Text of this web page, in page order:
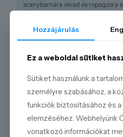
aranybarnára olvad és ropogósra
Ez a pogácsa tökéletes választás
pikáns tízóraihoz vagy akár egy sör
pogácsában! Kóstolja meg ezt a
Hozzájárulás
Ez a weboldal sütiket
Sütiket használunk a
személyre szabásához, a
funkciók biztosításához és a
elemzéséhez. Webhelyünk
vonatkozó információkat